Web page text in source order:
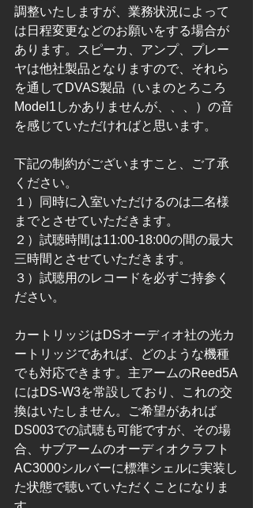
調整いたしますが、業務状況によって
は日程変更などのお願いをする場合が
あります。スピーカ、アンプ、プレー
ヤは他社製品となりますので、それら
を通してDVAS製品（いまのとろころ
Model1しかありませんが、、、）の音
を感じていただければと思います。
下記の制約がございますこと、ご了承
ください。
１）同時に入室いただけるのは二名様
までとさせていただきます。
２）試聴時間は11:00-18:00の間の最大
三時間とさせていただきます。
３）試聴用のレコードを必ずご持参く
ださい。
カートリッジはDSオーディオ社の光カ
ートリッジであれば、どのような機種
でも対応できます。主アームのReed5A
にはDS-W3を常設しており、これの交
換はいたしません。ご希望があれば
DS003での試聴も可能ですが、その場
合、サブアームのオーディオクラフト
AC3000シルバーに標準シェルに実装し
た状態で聴いていただくことになりま